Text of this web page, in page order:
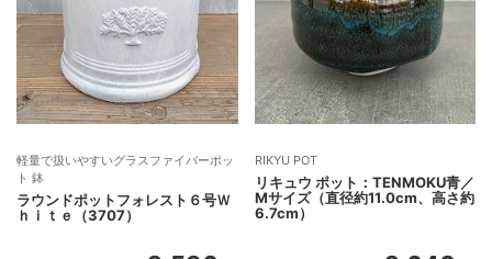
軽量で扱いやすいグラスファイバーポッ
ト 鉢
ラウンドポットフォレスト６号Ｗ
ｈｉｔｅ（3707）
RIKYU POT
リキュウ ポット：TENMOKU青／
Mサイズ（直径約11.0cm、高さ約
6.7cm）